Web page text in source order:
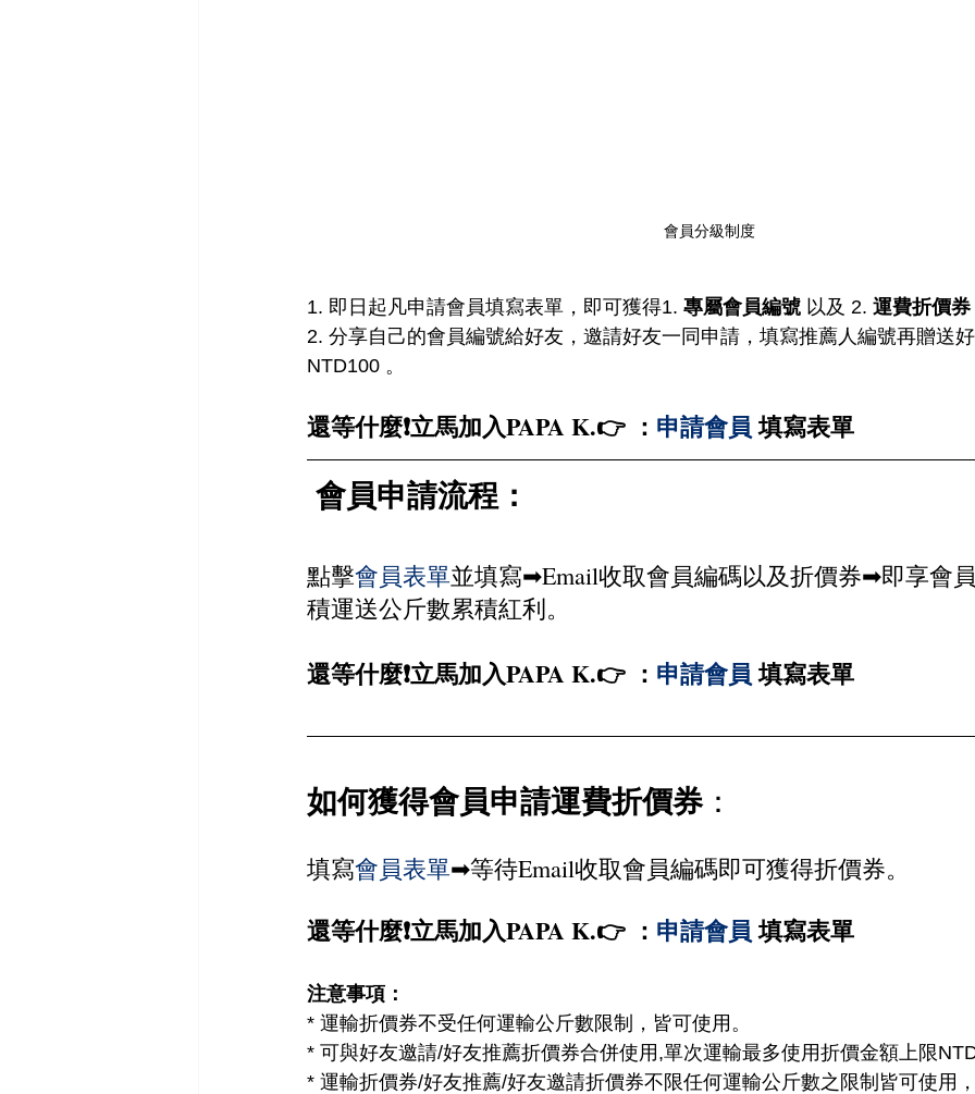
會員分級制度
1. 即日起凡申請會員填寫表單，即可獲得1. 專屬會員編號 以及 2. 運費折價
2. 分享自己的會員編號給好友，邀請好友一同申請，填寫推薦人編號再贈送
NTD100 。
還等什麼❗️立馬加入PAPA K.👉 ： 申請會員 填寫表單
會員申請流程：
點擊會員表單並填寫➡Email收取會員編碼以及折價券➡即享會
積運送公斤數累積紅利。
還等什麼❗️立馬加入PAPA K.👉 ： 申請會員 填寫表單
如何獲得會員申請運費折價券：
填寫會員表單➡等待Email收取會員編碼即可獲得折價券。
還等什麼❗️立馬加入PAPA K.👉 ： 申請會員 填寫表單
注意事項：
* 運輸折價券不受任何運輸公斤數限制，皆可使用。
* 可與好友邀請/好友推薦折價券合併使用,單次運輸最多使用折價金額上限
* 運輸折價券/好友推薦/好友邀請折價券不限任何運輸公斤數之限制皆可使用